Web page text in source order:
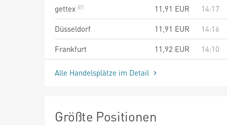
gettex
11,91 EUR
14:17
Düsseldorf
11,91 EUR
14:16
Frankfurt
11,92 EUR 14:10
Alle Handelsplätze im Detail
Größte Positionen